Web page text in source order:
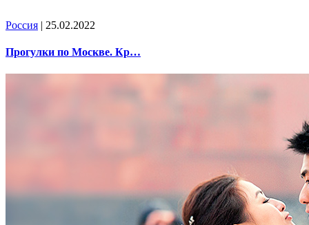
Россия | 25.02.2022
Прогулки по Москве. Кр…